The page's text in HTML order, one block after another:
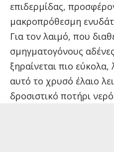
επιδερμίδας,
μακροπρόθεσμη
Για τον λαιμό, που
σμηγματογόνους
ξηραίνεται πιο εύκολα,
αυτό το χρυσό έλαιο
δροσιστικό ποτήρι